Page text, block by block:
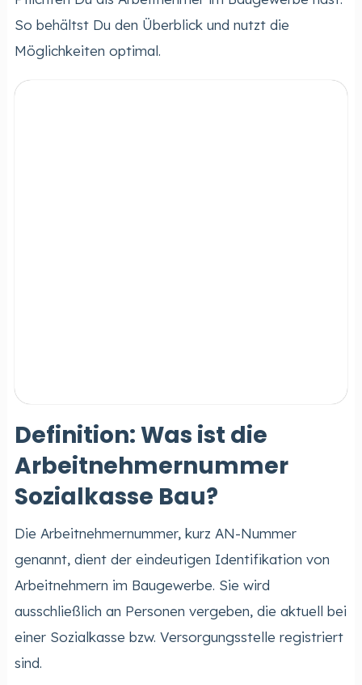
So behältst Du den Überblick und nutzt die
Möglichkeiten optimal.
Definition: Was ist die
Arbeitnehmernummer
Sozialkasse Bau?
Die Arbeitnehmernummer, kurz AN-Nummer
genannt, dient der eindeutigen Identifikation von
Arbeitnehmern im Baugewerbe. Sie wird
ausschließlich an Personen vergeben, die aktuell bei
einer Sozialkasse bzw. Versorgungsstelle registriert
sind.